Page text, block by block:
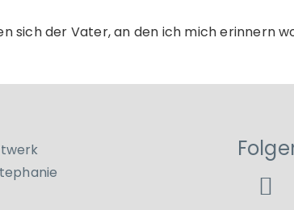
sich der Vater, an den ich mich erinnern